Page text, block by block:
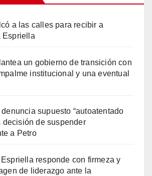
a las calles para recibir a
Espriella
un gobierno de transición con
institucional y una eventual
supuesto “autoatentado
decisión de suspender
a Petro
responde con firmeza y
de liderazgo ante la